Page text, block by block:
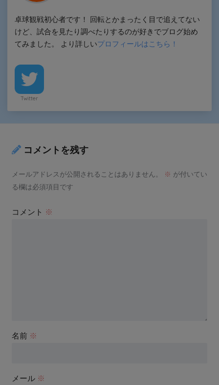
卓球観戦初心者です！ 回転とかまったく目で追えてない
けど、試合を見たり調べたりするのが好きでブログ始め
てみました。 より詳しいプロフィールはこちら！
Twitter
コメントを残す
メールアドレスが公開されることはありません。 ※ が付いてい
る欄は必須項目です
コメント ※
名前 ※
メール ※